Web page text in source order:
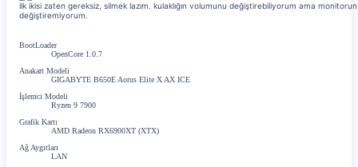
ilk ikisi zaten gereksiz, silmek lazım. kulaklığın volumunu değiştirebiliyorum ama monitorun
değiştiremiyorum.
BootLoader
OpenCore 1.0.7
Anakart Modeli
GIGABYTE B650E Aorus Elite X AX ICE
İşlemci Modeli
Ryzen 9 7900
Grafik Kartı
AMD Radeon RX6900XT (XTX)
Ağ Aygıtları
LAN